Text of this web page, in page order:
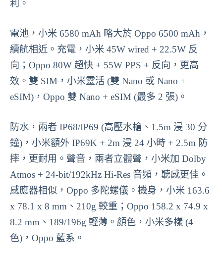
利。
電池，小米 6580 mAh 略大於 Oppo 6500 mAh，
續航相近。充電，小米 45W wired + 22.5W 反
向；Oppo 80W 超快 + 55W PPS + 反向，更高
效。雙 SIM，小米靈活 (雙 Nano 或 Nano +
eSIM)，Oppo 雙 Nano + eSIM (最多 2 張)。
防水，兩者 IP68/IP69 (高壓水槍、1.5m 浸 30 分
鐘)，小米額外 IP69K + 2m 浸 24 小時 + 2.5m 防
摔，更耐用。聲音，兩者立體聲，小米加 Dolby
Atmos + 24-bit/192kHz Hi-Res 音頻，聽感更佳。
感應器相似，Oppo 多陀螺儀。機身，小米 163.6
x 78.1 x 8 mm、210g 較重；Oppo 158.2 x 74.9 x
8.2 mm、189/196g 輕薄。顏色，小米多樣 (4
色)，Oppo 藍系。